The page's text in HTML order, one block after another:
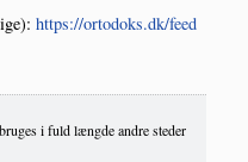
https://ortodoks.dk/feed
i fuld længde andre steder